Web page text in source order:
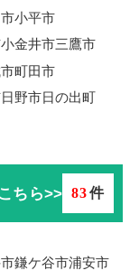
小平市
小金井市三鷹市
町田市
日野市日の出町
ちら>> 83件
鎌ケ谷市浦安市